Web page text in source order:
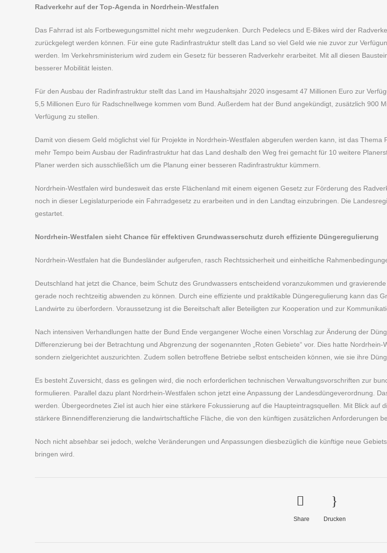
Radverkehr auf der Top-Agenda in Nordrhein-Westfalen
Das Fahrrad ist als Fortbewegungsmittel nicht mehr wegzudenken. Durch Pedelecs und E-Bikes wird der
zurückgelegt werden können. Für eine gute Radinfrastruktur stellt das Land so viel Geld wie nie zuvor zur
werden. Im Verkehrsministerium wird zudem ein Gesetz für besseren Radverkehr erarbeitet. Mit all diesen
besserer Mobilität leisten.
Für den Ausbau der Radinfrastruktur stellt das Land im Haushaltsjahr 2020 insgesamt 47 Millionen Euro zur
5,5 Millionen Euro für Radschnellwege kommen vom Bund. Außerdem hat der Bund angekündigt, zusätzlich 900
Verfügung zu stellen.
Damit von diesem Geld möglichst viel für Projekte in Nordrhein-Westfalen abgerufen werden kann, ist das
mehr Tempo beim Ausbau der Radinfrastruktur hat das Land deshalb den Weg frei gemacht für 10 weitere
Planer werden sich ausschließlich um die Planung einer besseren Radinfrastruktur kümmern.
Nordrhein-Westfalen wird bundesweit das erste Flächenland mit einem eigenen Gesetz zur Förderung des
noch in dieser Legislaturperiode ein Fahrradgesetz zu erarbeiten und in den Landtag einzubringen. Die
gestartet.
Nordrhein-Westfalen sieht Chance für effektiven Grundwasserschutz durch effiziente Düngeregulierung
Nordrhein-Westfalen hat die Bundesländer aufgerufen, rasch Rechtssicherheit und einheitliche
Deutschland hat jetzt die Chance, beim Schutz des Grundwassers entscheidend voranzukommen und
gerade noch rechtzeitig abwenden zu können. Durch eine effiziente und praktikable Düngeregulierung kann das
Landwirte zu überfordern. Voraussetzung ist die Bereitschaft aller Beteiligten zur Kooperation und zur
Nach intensiven Verhandlungen hatte der Bund Ende vergangener Woche einen Vorschlag zur Änderung der
Differenzierung bei der Betrachtung und Abgrenzung der sogenannten „Roten Gebiete“ vor. Dies hatte
sondern zielgerichtet auszurichten. Zudem sollen betroffene Betriebe selbst entscheiden können, wie sie ihre
Es besteht Zuversicht, dass es gelingen wird, die noch erforderlichen technischen Verwaltungsvorschriften zur
formulieren. Parallel dazu plant Nordrhein-Westfalen schon jetzt eine Anpassung der Landesdüngeverordnung.
werden. Übergeordnetes Ziel ist auch hier eine stärkere Fokussierung auf die Haupteintragsquellen. Mit Blick auf
stärkere Binnendifferenzierung die landwirtschaftliche Fläche, die von den künftigen zusätzlichen Anforderungen
Noch nicht absehbar sei jedoch, welche Veränderungen und Anpassungen diesbezüglich die künftige neue
bringen wird.
Share Drucken